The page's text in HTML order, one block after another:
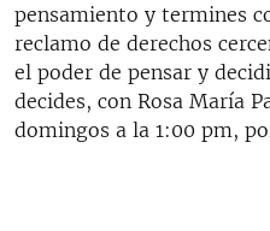
DESINFORMACIÓN RUSA
LA INVASIÓN DE RUSIA A
pensamiento y termines
reclamo de derechos
el poder de pensar y
decides, con Rosa María
domingos a la 1:00 pm,